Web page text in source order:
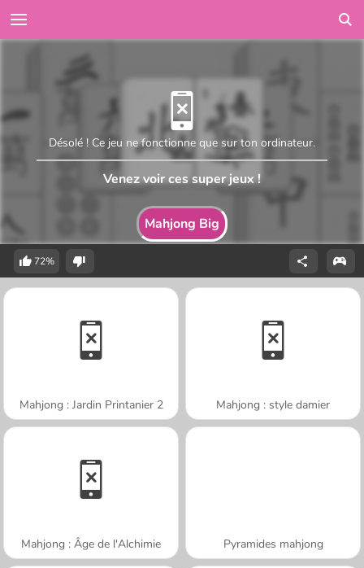
Mahjong Big
Désolé ! Ce jeu ne fonctionne que sur ton ordinateur.
Venez voir ces super jeux !
72%
Mahjong : Jardin Printanier 2 Mahjong : style damier
Mahjong : Âge de l'Alchimie Pyramides mahjong